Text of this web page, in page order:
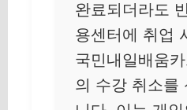
완료되더라도
용센터에 취업
국민내일배움
의 수강 취소를